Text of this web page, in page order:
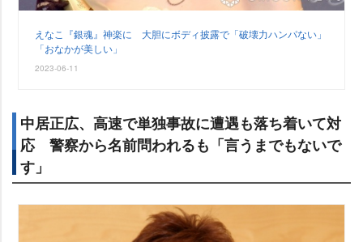
えなこ『銀魂』神楽に 大胆にボディ披露で「破壊力ハンパない」
「おなかが美しい」
2023-06-11
中居正広、高速で単独事故に遭遇も落ち着いて対
応 警察から名前問われるも「言うまでもないで
す」